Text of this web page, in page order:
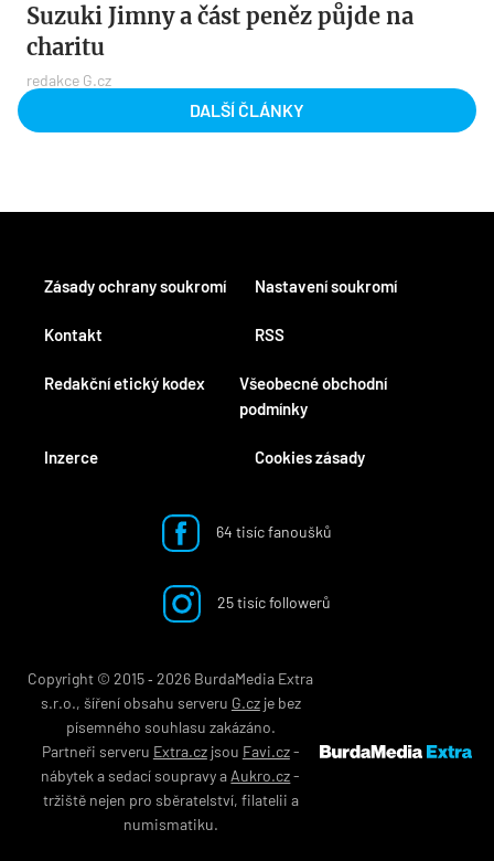
Suzuki Jimny a část peněz půjde na
charitu
redakce G.cz
DALŠÍ ČLÁNKY
Kontakt
Redakční etický kodex
Inzerce
RSS
Všeobecné obchodní
podmínky
Cookies zásady
Zásady ochrany soukromí Nastavení soukromí
64 tisíc fanoušků
25 tisíc followerů
Copyright © 2015 ‐ 2026 BurdaMedia Extra
s.r.o., šíření obsahu serveru G.czje bez
písemného souhlasu zakázáno.
Partneři serveru Extra.czjsou Favi.cz-
nábytek a sedací soupravya Aukro.cz-
tržiště nejen pro sběratelství, filatelii a
numismatiku.